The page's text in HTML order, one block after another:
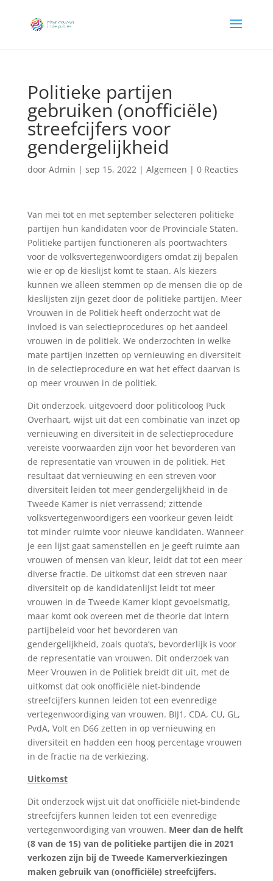
Politieke partijen
gebruiken (onofficiële)
streefcijfers voor
gendergelijkheid
door Admin | sep 15, 2022| Algemeen | 0 Reacties
Van mei tot en met september selecteren politieke
partijen hun kandidaten voor de Provinciale Staten.
Politieke partijen functioneren als poortwachters
voor de volksvertegenwoordigers omdat zij bepalen
wie er op de kieslijst komt te staan. Als kiezers
kunnen we alleen stemmen op de mensen die op de
kieslijsten zijn gezet door de politieke partijen. Meer
Vrouwen in de Politiek heeft onderzocht wat de
invloed is van selectieprocedures op het aandeel
vrouwen in de politiek. We onderzochten in welke
mate partijen inzetten op vernieuwing en diversiteit
in de selectieprocedure en wat het effect daarvan is
op meer vrouwen in de politiek.
Dit onderzoek, uitgevoerd door politicoloog Puck
Overhaart, wijst uit dat een combinatie van inzet op
vernieuwing en diversiteit in de selectieprocedure
vereiste voorwaarden zijn voor het bevorderen van
de representatie van vrouwen in de politiek. Het
resultaat dat vernieuwing en een streven voor
diversiteit leiden tot meer gendergelijkheid in de
Tweede Kamer is niet verrassend; zittende
volksvertegenwoordigers een voorkeur geven leidt
tot minder ruimte voor nieuwe kandidaten. Wanneer
je een lijst gaat samenstellen en je geeft ruimte aan
vrouwen of mensen van kleur, leidt dat tot een meer
diverse fractie. De uitkomst dat een streven naar
diversiteit op de kandidatenlijst leidt tot meer
vrouwen in de Tweede Kamer klopt gevoelsmatig,
maar komt ook overeen met de theorie dat intern
partijbeleid voor het bevorderen van
gendergelijkheid, zoals quota’s, bevorderlijk is voor
de representatie van vrouwen. Dit onderzoek van
Meer Vrouwen in de Politiek breidt dit uit, met de
uitkomst dat ook onofficiële niet-bindende
streefcijfers kunnen leiden tot een evenredige
vertegenwoordiging van vrouwen. BIJ1, CDA, CU, GL,
PvdA, Volt en D66 zetten in op vernieuwing en
diversiteit en hadden een hoog percentage vrouwen
in de fractie na de verkiezing.
Uitkomst
Dit onderzoek wijst uit dat onofficiële niet-bindende
streefcijfers kunnen leiden tot een evenredige
vertegenwoordiging van vrouwen. Meer dan de helft
(8 van de 15) van de politieke partijen die in 2021
verkozen zijn bij de Tweede Kamerverkiezingen
maken gebruik van (onofficiële) streefcijfers.